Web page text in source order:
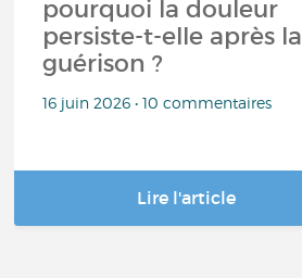
pourquoi la douleur
persiste-t-elle après la
guérison ?
16 juin 2026 • 10 commentaires
Lire l'article